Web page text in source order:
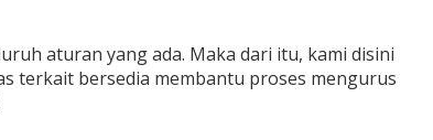
aturan yang ada. Maka dari itu, kami disini
terkait bersedia membantu proses mengurus